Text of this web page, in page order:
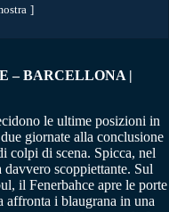
– BARCELLONA |
le ultime posizioni in
giornate alla conclusione
colpi di scena. Spicca, nel
scoppiettante. Sul
il Fenerbahce apre le porte
affronta i blaugrana in una